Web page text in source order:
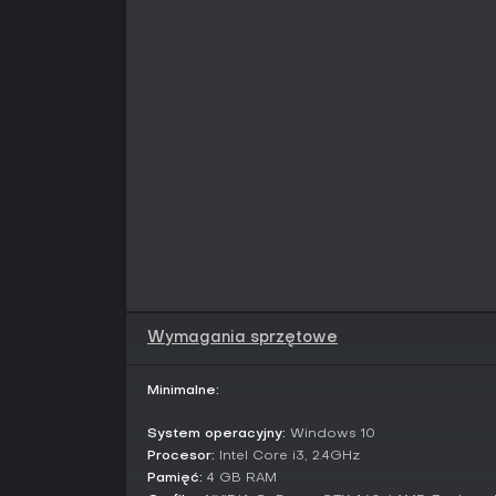
Wymagania sprzętowe
Minimalne:
System operacyjny: Windows 10
Procesor: Intel Core i3, 2.4GHz
Pamięć: 4 GB RAM